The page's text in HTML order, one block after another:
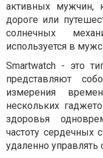
активных мужчин,
дороге или
солнечных
используется в
Smartwatch - это
представляют
измерения
нескольких
здоровья
частоту сердечных
удаленно